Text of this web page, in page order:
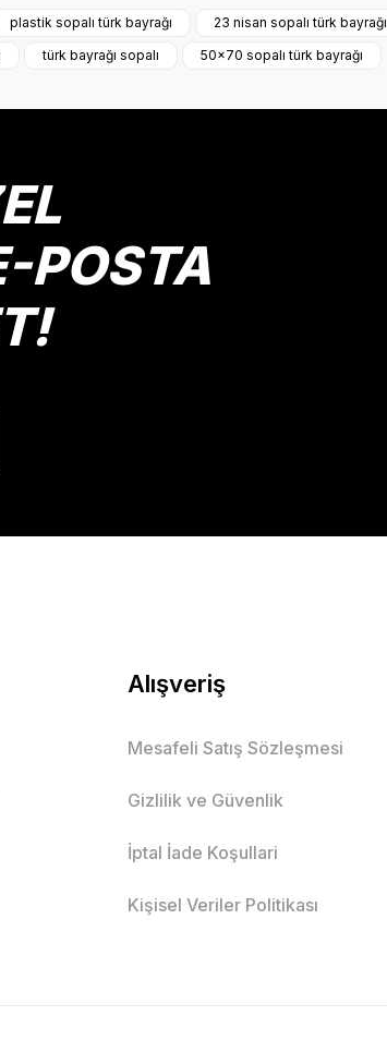
Yorum Yaz
plastik sopalı türk bayrağı 23 nisan sopalı türk bayrağı
türk bayrağı sopalı 50x70 sopalı türk bayrağı
POSTA
Alışveriş
Mesafeli Satış Sözleşmesi
Gizlilik ve Güvenlik
İptal İade Koşullari
Kişisel Veriler Politikası